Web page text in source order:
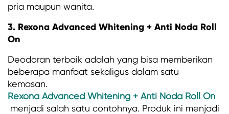
pria maupun wanita.
3. Rexona Advanced Whitening + Anti Noda Roll
On
Deodoran terbaik adalah yang bisa memberikan
beberapa manfaat sekaligus dalam satu
kemasan.
Rexona Advanced Whitening + Anti Noda Roll On
menjadi salah satu contohnya. Produk ini menjadi